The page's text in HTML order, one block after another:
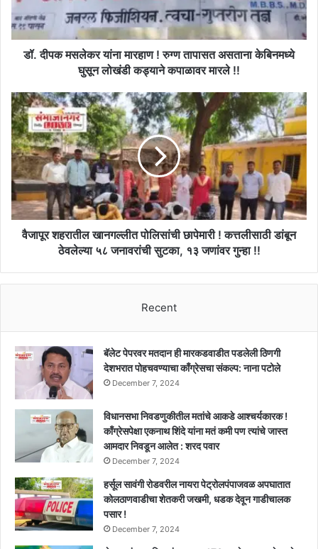
तापासत
असताना
केबिनमध्ये
कड्याने
कपाळावर
मारले
!!
डॉ. दीपक मसलेकर यांना मारहाण ! रुग्ण तापासत असताना केबिनमध्ये
घुसून लोखंडी कड्याने कपाळावर मारले !!
वैजापूर
शहरातील
खानगल्लीत
पोलिसांची
छापेमारी
कत्तलीसाठी
डांबून
ठेवलेल्या
वैजापूर शहरातील खानगल्लीत पोलिसांची छापेमारी ! कत्तलीसाठी डांबून
ठेवलेल्या ५८ जनावरांची सुटका, १३ जणांवर गुन्हा !!
Recent
बॅलेट पेपरवर मतदान ही मारकडवाडीत पडलेली ठिणगी
देशभरात पोहचवण्याचा काँग्रेसचा संकल्प: नाना पटोले
December 7, 2024
विधानसभा निवडणुकीतील मतांचे आकडे आश्चर्यकारक !
काँग्रेसपेक्षा एकनाथ शिंदे यांना मतं कमी पण त्यांचे जास्त
आमदार निवडून आलेत : शरद पवार
December 7, 2024
हर्सूल सावंगी रोडवरील नायरा पेट्रोलपंपाजवळ अपघातात
कोलठाणवाडीचा शेतकरी जखमी, धडक देवून गाडीचालक
पसार !
December 7, 2024